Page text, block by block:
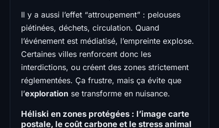
Il y a aussi l’effet “attroupement” : pelouses
piétinées, déchets, circulation. Quand
l’événement est médiatisé, l’empreinte explose.
Certaines villes renforcent donc les
interdictions, ou créent des zones strictement
réglementées. Ça frustre, mais ça évite que
l’exploration se transforme en nuisance.
Héliski en zones protégées : l’image carte
postale, le coût carbone et le stress animal